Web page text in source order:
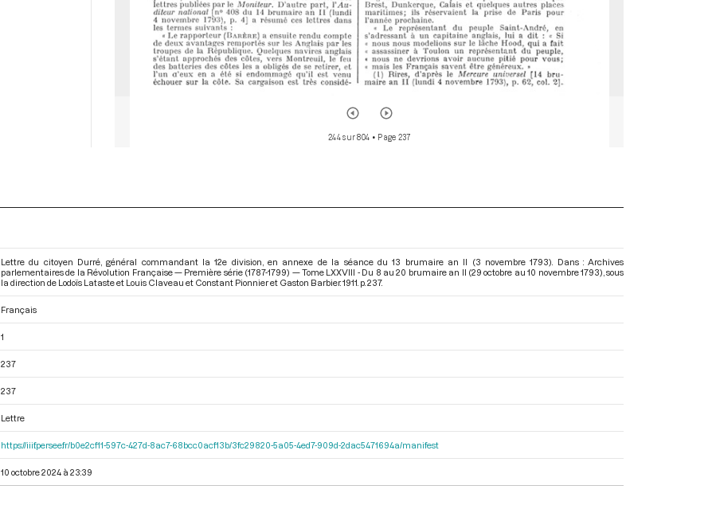
244 sur 804 • Page 237
Lettre du citoyen Durré, général commandant la 12e division, en annexe de la séance du 13 brumaire an II (3 novembre 1793). Dans : Archives
parlementaires de la Révolution Française — Première série (1787-1799) — Tome LXXVIII - Du 8 au 20 brumaire an II (29 octobre au 10 novembre 1793) , sous
la direction de Lodoïs Lataste et Louis Claveau et Constant Pionnier et Gaston Barbier. 1911. p. 237.
Français
1
237
237
Lettre
https://iiif.persee.fr/b0e2cf11-597c-427d-8ac7-68bcc0acf13b/3fc29820-5a05-4ed7-909d-2dac5471694a/manifest
10 octobre 2024 à 23:39